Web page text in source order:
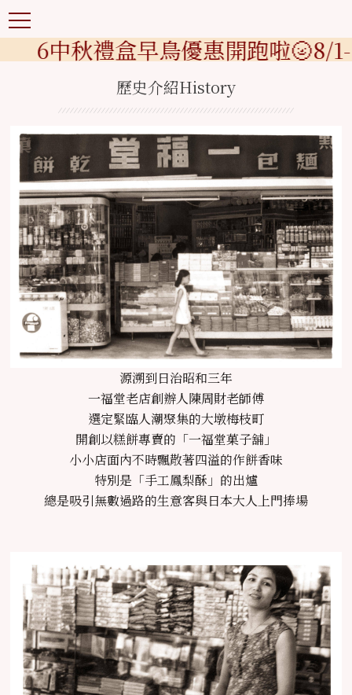
中秋禮盒早鳥優惠開跑啦🌝8/1-
歷史介紹History
源溯到日治昭和三年
一福堂老店創辦人陳周財老師傅
選定緊臨人潮聚集的大墩梅枝町
開創以糕餅專賣的「一福堂菓子舖」
小小店面內不時飄散著四溢的作餅香味
特別是「手工鳳梨酥」的出爐
總是吸引無數過路的生意客與日本大人上門捧場